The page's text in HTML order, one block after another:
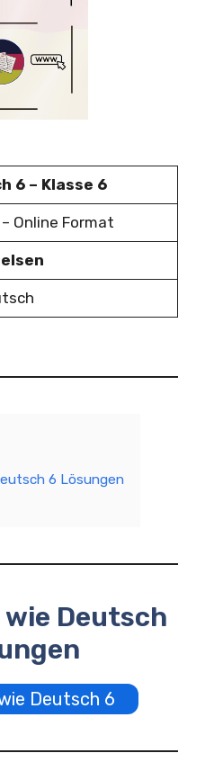
6 – Klasse 6
Online Format
6 Lösungen
wie Deutsch
Deutsch 6